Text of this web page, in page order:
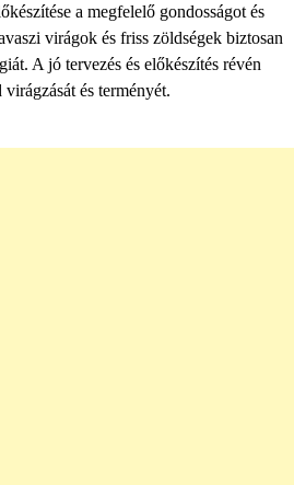
a megfelelő gondosságot és
virágok és friss zöldségek biztosan
A jó tervezés és előkészítés révén
és terményét.